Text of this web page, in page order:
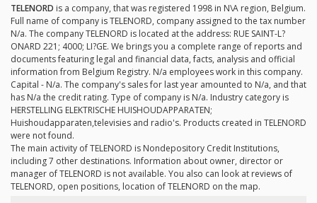
TELENORD is a company, that was registered 1998 in N\A region, Belgium.
Full name of company is TELENORD, company assigned to the tax number
N/a. The company TELENORD is located at the address: RUE SAINT-L?
ONARD 221; 4000; LI?GE. We brings you a complete range of reports and
documents featuring legal and financial data, facts, analysis and official
information from Belgium Registry. N/a employees work in this company.
Capital - N/a. The company's sales for last year amounted to N/a, and that
has N/a the credit rating. Type of company is N/a. Industry category is
HERSTELLING ELEKTRISCHE HUISHOUDAPPARATEN;
Huishoudapparaten,televisies and radio's. Products created in TELENORD
were not found.
The main activity of TELENORD is Nondepository Credit Institutions,
including 7 other destinations. Information about owner, director or
manager of TELENORD is not available. You also can look at reviews of
TELENORD, open positions, location of TELENORD on the map.